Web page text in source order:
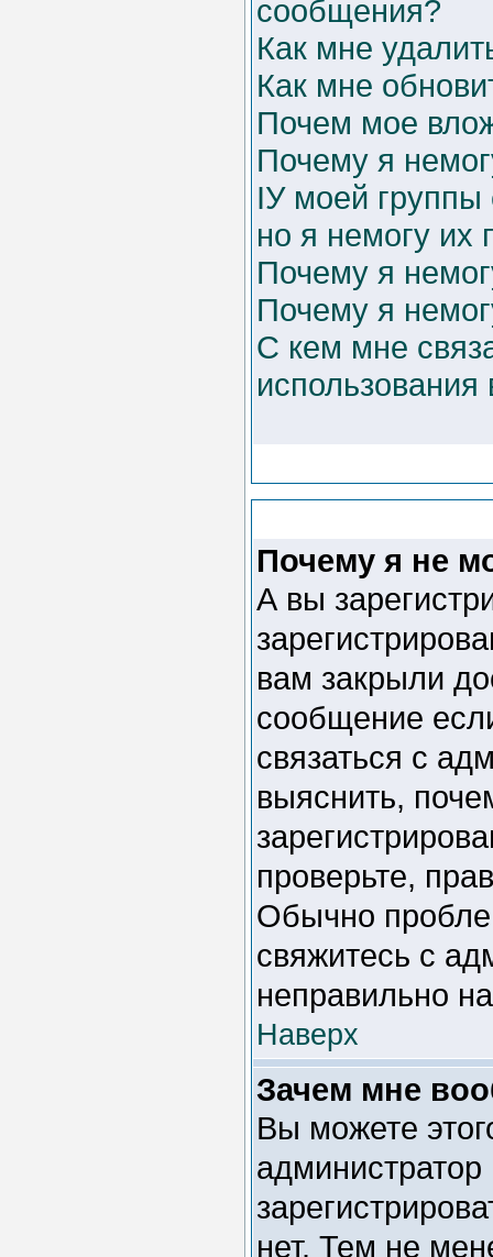
сообщения?
Как мне
Как мне
Почем мое
Почему я
IУ моей группы
но я немогу их
Почему я
Почему я
С кем мне
Почему я не
А вы
вам закрыли
сообщение
связаться с
выяснить,
проверьте,
Обычно
свяжитесь с
неправильно
Наверх
Зачем мне
Вы можете
нет. Тем не